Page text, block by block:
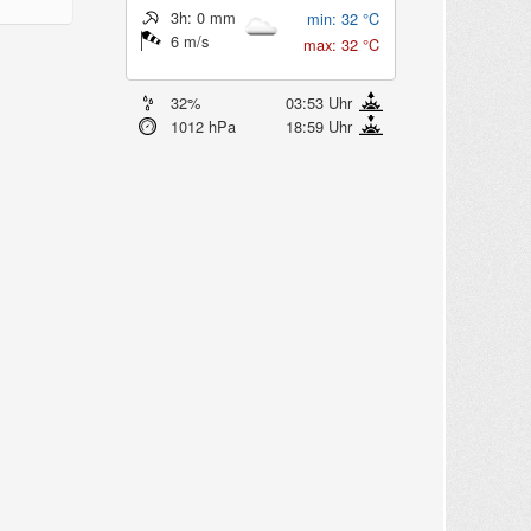
3h: 0 mm
6 m/s
min: 32 °C
max: 32 °C
32%
03:53 Uhr
1012 hPa
18:59 Uhr